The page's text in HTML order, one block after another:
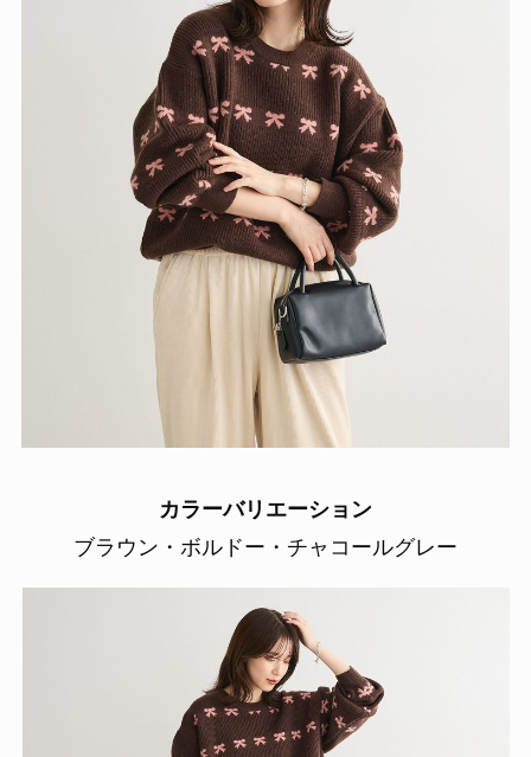
カラーバリエーション
ブラウン・ボルドー・チャコールグレー